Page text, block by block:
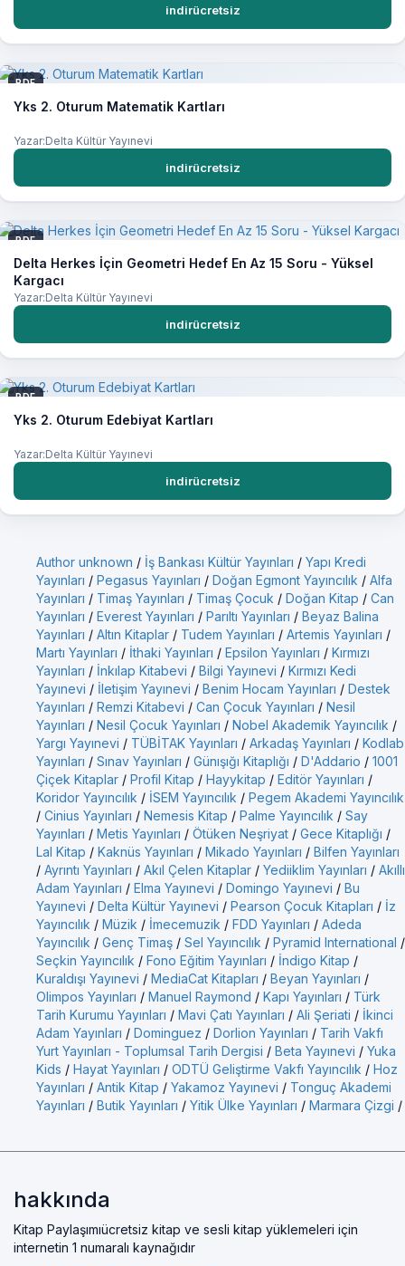
indirücretsiz
PDF
Yks 2. Oturum Matematik Kartları
Yazar:Delta Kültür Yayınevi
indirücretsiz
PDF
Delta Herkes İçin Geometri Hedef En Az 15 Soru - Yüksel
Kargacı
Yazar:Delta Kültür Yayınevi
indirücretsiz
PDF
Yks 2. Oturum Edebiyat Kartları
Yazar:Delta Kültür Yayınevi
indirücretsiz
Author unknown / İş Bankası Kültür Yayınları / Yapı Kredi
Yayınları / Pegasus Yayınları / Doğan Egmont Yayıncılık / Alfa
Yayınları / Timaş Yayınları / Timaş Çocuk / Doğan Kitap / Can
Yayınları / Everest Yayınları / Parıltı Yayınları / Beyaz Balina
Yayınları / Altın Kitaplar / Tudem Yayınları / Artemis Yayınları /
Martı Yayınları / İthaki Yayınları / Epsilon Yayınları / Kırmızı
Yayınları / İnkılap Kitabevi / Bilgi Yayınevi / Kırmızı Kedi
Yayınevi / İletişim Yayınevi / Benim Hocam Yayınları / Destek
Yayınları / Remzi Kitabevi / Can Çocuk Yayınları / Nesil
Yayınları / Nesil Çocuk Yayınları / Nobel Akademik Yayıncılık /
Yargı Yayınevi / TÜBİTAK Yayınları / Arkadaş Yayınları / Kodlab
Yayınları / Sınav Yayınları / Günışığı Kitaplığı / D'Addario / 1001
Çiçek Kitaplar / Profil Kitap / Hayykitap / Editör Yayınları /
Koridor Yayıncılık / İSEM Yayıncılık / Pegem Akademi Yayıncılık
/ Cinius Yayınları / Nemesis Kitap / Palme Yayıncılık / Say
Yayınları / Metis Yayınları / Ötüken Neşriyat / Gece Kitaplığı /
Lal Kitap / Kaknüs Yayınları / Mikado Yayınları / Bilfen Yayınları
/ Ayrıntı Yayınları / Akıl Çelen Kitaplar / Yediiklim Yayınları / Akıllı
Adam Yayınları / Elma Yayınevi / Domingo Yayınevi / Bu
Yayınevi / Delta Kültür Yayınevi / Pearson Çocuk Kitapları / İz
Yayıncılık / Müzik / İmecemuzik / FDD Yayınları / Adeda
Yayıncılık / Genç Timaş / Sel Yayıncılık / Pyramid International /
Seçkin Yayıncılık / Fono Eğitim Yayınları / İndigo Kitap /
Kuraldışı Yayınevi / MediaCat Kitapları / Beyan Yayınları /
Olimpos Yayınları / Manuel Raymond / Kapı Yayınları / Türk
Tarih Kurumu Yayınları / Mavi Çatı Yayınları / Ali Şeriati / İkinci
Adam Yayınları / Dominguez / Dorlion Yayınları / Tarih Vakfı
Yurt Yayınları - Toplumsal Tarih Dergisi / Beta Yayınevi / Yuka
Kids / Hayat Yayınları / ODTÜ Geliştirme Vakfı Yayıncılık / Hoz
Yayınları / Antik Kitap / Yakamoz Yayınevi / Tonguç Akademi
Yayınları / Butik Yayınları / Yitik Ülke Yayınları / Marmara Çizgi /
hakkında
Kitap Paylaşımıücretsiz kitap ve sesli kitap yüklemeleri için
internetin 1 numaralı kaynağıdır